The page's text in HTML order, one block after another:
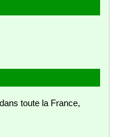
toute la France,